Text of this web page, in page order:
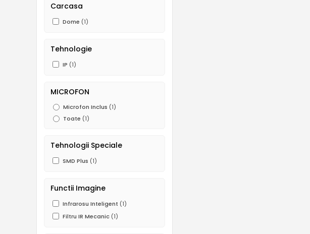
Carcasa
Dome (1)
Tehnologie
IP (1)
MICROFON
Microfon Inclus (1)
Toate (1)
Tehnologii Speciale
SMD Plus (1)
Functii Imagine
Infrarosu Inteligent (1)
Filtru IR Mecanic (1)